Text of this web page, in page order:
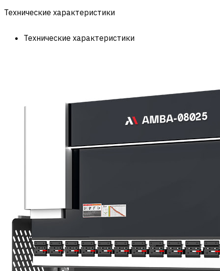
Технические характеристики
Технические характеристики